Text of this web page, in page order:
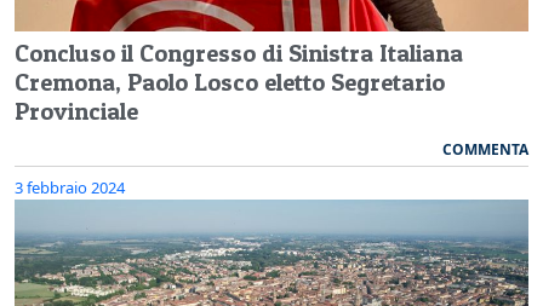
Concluso il Congresso di Sinistra Italiana
Cremona, Paolo Losco eletto Segretario
Provinciale
COMMENTA
3 febbraio 2024